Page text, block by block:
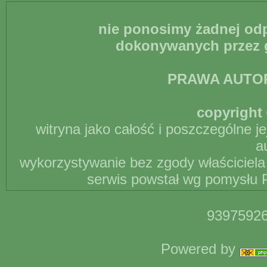
nie ponosimy żadnej
dokonywanych
PRAWA
copyright
witryna jako całość i poszczególne
wykorzystywanie bez zgody
serwis powstał wg
Powered by